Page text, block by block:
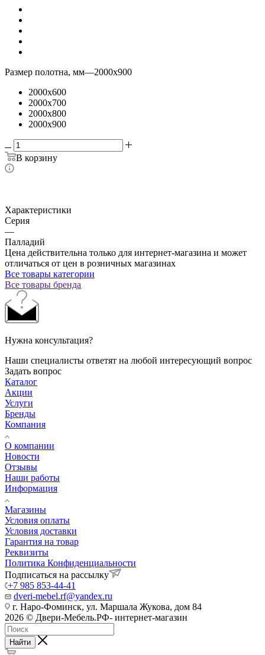
Размер полотна, мм—2000x900
2000x600
2000x700
2000x800
2000x900
В корзину
Характеристики
Серия
—
Палладий
Цена действительна только для интернет-магазина и может
отличаться от цен в розничных магазинах
Все товары категории
Все товары бренда
Нужна консультация?
Наши специалисты ответят на любой интересующий вопрос
Задать вопрос
Каталог
Акции
Услуги
Бренды
Компания
О компании
Новости
Отзывы
Наши работы
Информация
Магазины
Условия оплаты
Условия доставки
Гарантия на товар
Реквизиты
Политика Конфиденциальности
Подписаться на рассылку
+7 985 853-44-41
dveri-mebel.rf@yandex.ru
г. Наро-Фоминск, ул. Маршала Жукова, дом 84
2026 © Двери-Мебель.РФ- интернет-магазин
Найти